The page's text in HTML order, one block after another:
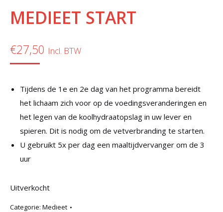
MEDIEET START
€27,50 Incl. BTW
Tijdens de 1e en 2e dag van het programma bereidt
het lichaam zich voor op de voedingsveranderingen en
het legen van de koolhydraatopslag in uw lever en
spieren. Dit is nodig om de vetverbranding te starten.
U gebruikt 5x per dag een maaltijdvervanger om de 3
uur
Uitverkocht
Categorie: Medieet